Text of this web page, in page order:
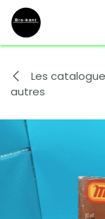
Se rendre au
Les
autres